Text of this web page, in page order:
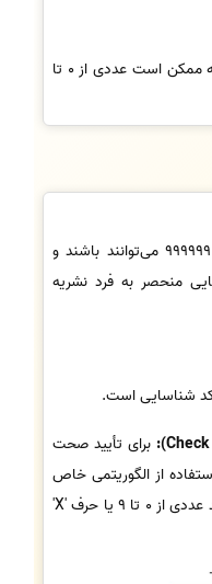
رقم کنترلی (Check Digit) که ممکن است عددی از 0 تا
این ارقام به ترتیب از 000000 تا 999999 می‌توانند باشند و
منحصر به فرد نشریه
شناسایی است.
برای تأیید صحت
از الگوریتمی خاص
محاسبه می‌گردد. این رقم می‌تواند عددی از 0 تا 9 یا حرف 'X'